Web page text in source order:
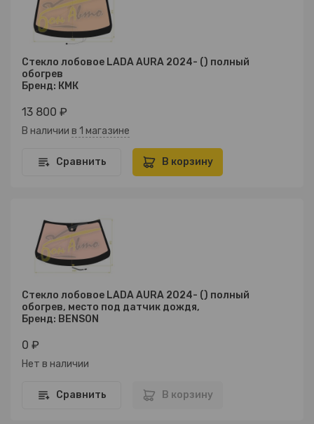
Стекло лобовое LADA AURA 2024- () полный
обогрев
Бренд: КМК
13 800 ₽
В наличии в 1 магазине
Сравнить В корзину
Стекло лобовое LADA AURA 2024- () полный
обогрев, место под датчик дождя,
Бренд: BENSON
0 ₽
Нет в наличии
Сравнить В корзину